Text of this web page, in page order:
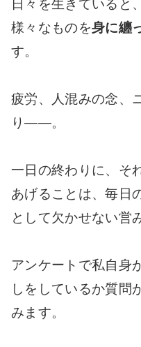
日々を生きていると
様々なものを身に纏
す。
疲労、人混みの念、
り――。
一日の終わりに、そ
あげることは、毎日
として欠かせない営
アンケートで私自身
しをしているか質問
みます。